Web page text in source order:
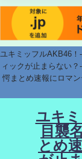
ユキミッフルAKB46
ィックが止まらない
愕まとめ速報にロマ
ユキ
目襲
とめ